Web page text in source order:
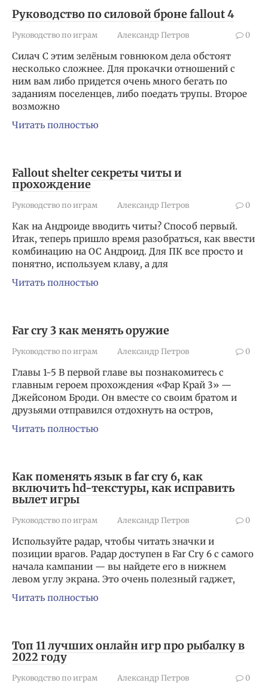
Руководство по силовой броне fallout 4
Руководство по играм Александр Петров 0
Силач С этим зелёным говнюком дела обстоят
несколько сложнее. Для прокачки отношений с
ним вам либо придется очень много бегать по
заданиям поселенцев, либо поедать трупы. Второе
возможно
Читать полностью
Fallout shelter секреты читы и
прохождение
Руководство по играм Александр Петров 0
Как на Андроиде вводить читы? Способ первый.
Итак, теперь пришло время разобраться, как ввести
комбинацию на ОС Андроид. Для ПК все просто и
понятно, используем клаву, а для
Читать полностью
Far cry 3 как менять оружие
Руководство по играм Александр Петров 0
Главы 1-5 В первой главе вы познакомитесь с
главным героем прохождения «Фар Край 3» —
Джейсоном Броди. Он вместе со своим братом и
друзьями отправился отдохнуть на остров,
Читать полностью
Как поменять язык в far cry 6, как
включить hd-текстуры, как исправить
вылет игры
Руководство по играм Александр Петров 0
Используйте радар, чтобы читать значки и
позиции врагов. Радар доступен в Far Cry 6 с самого
начала кампании — вы найдете его в нижнем
левом углу экрана. Это очень полезный гаджет,
Читать полностью
Топ 11 лучших онлайн игр про рыбалку в
2022 году
Руководство по играм Александр Петров 0